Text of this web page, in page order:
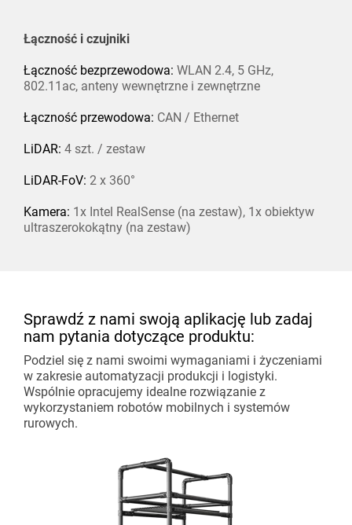
Łączność i czujniki
Łączność bezprzewodowa: WLAN 2.4, 5 GHz,
802.11ac, anteny wewnętrzne i zewnętrzne
Łączność przewodowa: CAN / Ethernet
LiDAR: 4 szt. / zestaw
LiDAR-FoV: 2 x 360°
Kamera: 1x Intel RealSense (na zestaw), 1x obiektyw
ultraszerokokątny (na zestaw)
Sprawdź z nami swoją aplikację lub zadaj
nam pytania dotyczące produktu:
Podziel się z nami swoimi wymaganiami i życzeniami
w zakresie automatyzacji produkcji i logistyki.
Wspólnie opracujemy idealne rozwiązanie z
wykorzystaniem robotów mobilnych i systemów
rurowych.